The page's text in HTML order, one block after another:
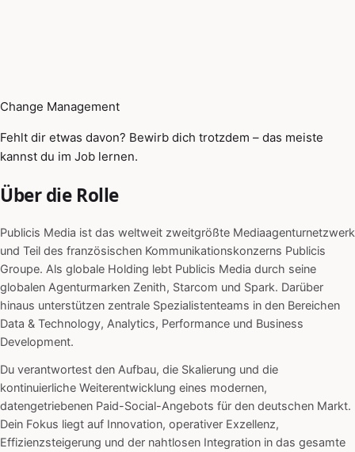
Change Management
Fehlt dir etwas davon? Bewirb dich trotzdem – das meiste
kannst du im Job lernen.
Über die Rolle
Publicis Media ist das weltweit zweitgrößte Mediaagenturnetzwerk
und Teil des französischen Kommunikationskonzerns Publicis
Groupe. Als globale Holding lebt Publicis Media durch seine
globalen Agenturmarken Zenith, Starcom und Spark. Darüber
hinaus unterstützen zentrale Spezialistenteams in den Bereichen
Data & Technology, Analytics, Performance und Business
Development.
Du verantwortest den Aufbau, die Skalierung und die
kontinuierliche Weiterentwicklung eines modernen,
datengetriebenen Paid-Social-Angebots für den deutschen Markt.
Dein Fokus liegt auf Innovation, operativer Exzellenz,
Effizienzsteigerung und der nahtlosen Integration in das gesamte